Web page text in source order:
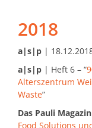
2018
a|s|p |
a|s|p | Heft 6 – “
Alterszentrum
Waste”
Das Pauli Magazin
Food Solutions